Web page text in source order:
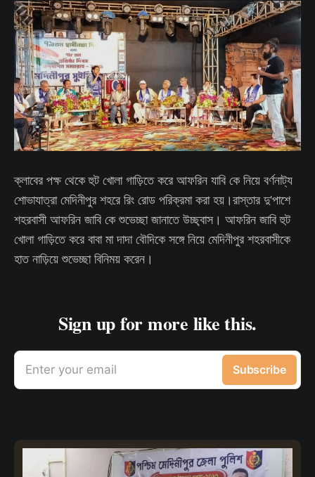
ক্লাবের পক্ষ থেকে হুট খোলা গাড়িতে করে আফরিন যাবি কে নিয়ে বর্ণনাট্য
শোভাযাত্রা মেদিনীপুর শহরে রিং রোড পরিক্রমা করা হয়।রাস্তার দু'পাশে
শহরবাসী আফরিন জাবি কে শুভেচ্ছা জানাতে উচ্ছ্বাস। আফরিন জাবি হুট
খোলা গাড়িতে করে বাবা মা দাদা বৌদিকে সঙ্গে নিয়ে মেদিনীপুর শহরবাসীকে
হাত নাড়িয়ে শুভেচ্ছা বিনিময় করেন।
Sign up for more like this.
Enter your email Subscribe